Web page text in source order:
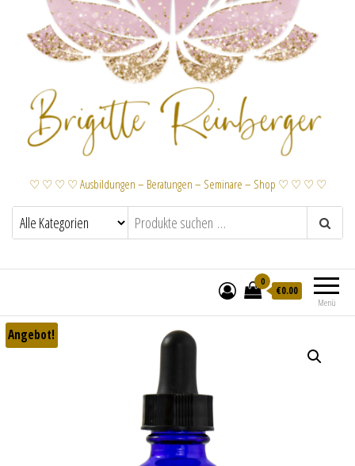
♡ ♡ ♡ ♡ Ausbildungen – Beratungen – Seminare – Shop ♡ ♡ ♡ ♡
Menü
0
€0.00
Angebot!